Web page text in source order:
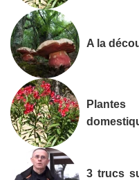
A la
3 trucs